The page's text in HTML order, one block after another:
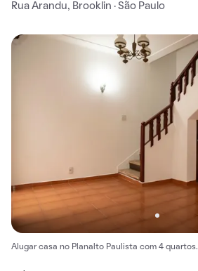
Rua Arandu, Brooklin · São Paulo
Alugar casa no Planalto Paulista com 4 quartos.